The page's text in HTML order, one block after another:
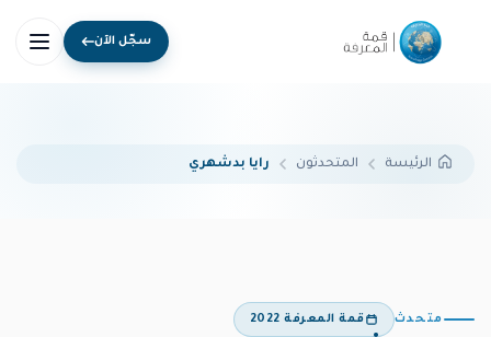
سجّل الآن
الرئيسة المتحدثون رايا بدشهري
متحدث قمة المعرفة 2022